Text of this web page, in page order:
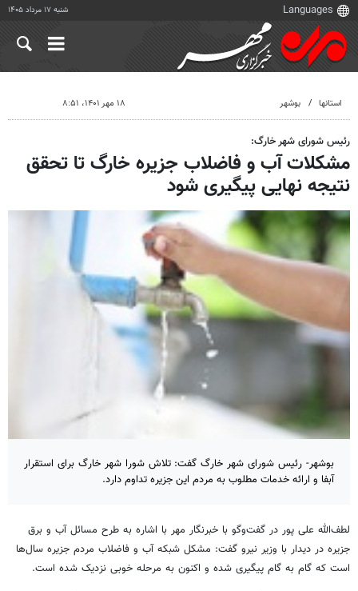
شنبه ۱۷ مرداد ۱۴۰۵
استانها بوشهر ۱۸ مهر ۱۴۰۱، ۸:۵۱
رئیس شورای شهر خارگ:
مشکلات آب و فاضلاب جزیره خارگ تا تحقق
نتیجه نهایی پیگیری شود
بوشهر- رئیس شورای شهر خارگ گفت: تلاش شورا شهر خارگ برای استقرار
آبفا و ارائه خدمات مطلوب به مردم این جزیره تداوم دارد.
لطف‌الله علی پور در گفت‌وگو با خبرنگار مهر با اشاره به طرح مسائل آب و برق
جزیره در دیدار با وزیر نیرو گفت: مشکل شبکه آب و فاضلاب مردم جزیره سال‌ها
است که گام به گام پیگیری شده و اکنون به مرحله خوبی نزدیک شده است.